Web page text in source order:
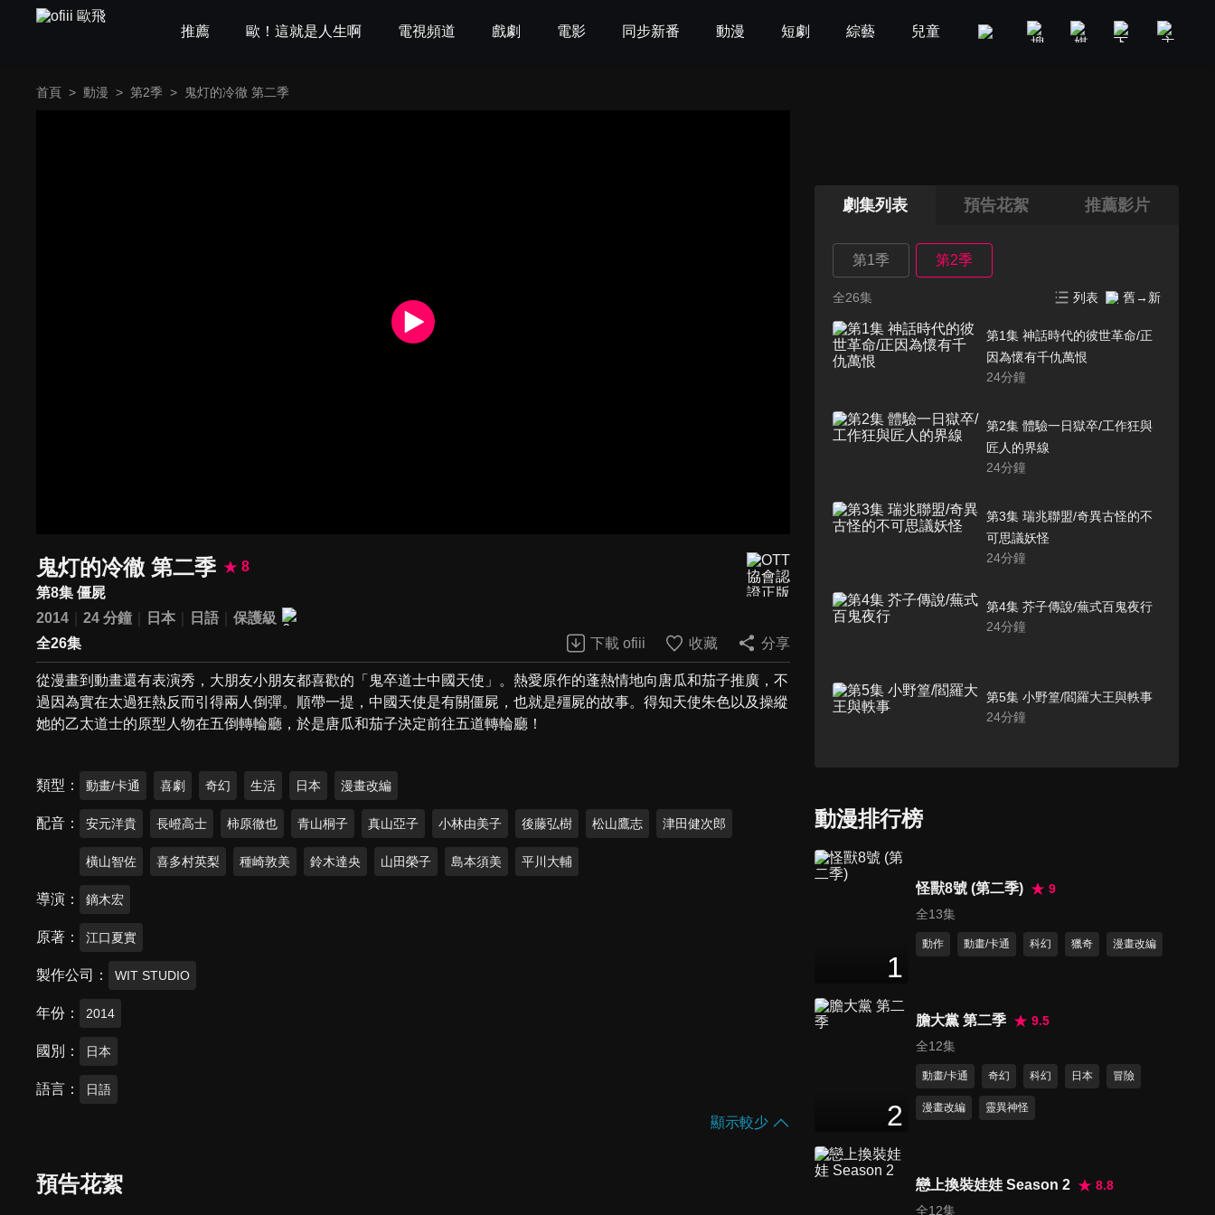
推薦 歐！這就是人生啊 電視頻道 戲劇 電影 同步新番 動漫 短劇 綜藝 兒童 GOOD TV 娛樂 美食旅遊
首頁 > 動漫 > 第2季 > 鬼灯的冷徹 第二季
鬼灯的冷徹 第二季
8
第8集 僵屍
2014
24 分鐘 日本 日語
保護級
全26集
下載 ofiii 收藏 分享
從漫畫到動畫還有表演秀，大朋友小朋友都喜歡的「鬼卒道士中國天使」。熱愛原作的蓬熱情地向唐瓜和茄子推廣，不
過因為實在太過狂熱反而引得兩人倒彈。順帶一提，中國天使是有關僵屍，也就是殭屍的故事。得知天使朱色以及操縱
她的乙太道士的原型人物在五倒轉輪廳，於是唐瓜和茄子決定前往五道轉輪廳！
類型 動畫/卡通 喜劇 奇幻 生活 日本 漫畫改編
配音 安元洋貴 長嶝高士 柿原徹也 青山桐子 真山亞子 小林由美子 後藤弘樹 松山鷹志 津田健次郎
橫山智佐 喜多村英梨 種崎敦美 鈴木達央 山田榮子 島本須美 平川大輔
導演 鏑木宏
原著 江口夏實
製作公司 WIT STUDIO
年份 2014
國別 日本
語言 日語
顯示較少
預告花絮
劇集列表 預告花絮 推薦影片
第1季 第2季
全26集 列表 舊→新
第1集 神話時代的彼世革命/正
因為懷有千仇萬恨
24分鐘
第2集 體驗一日獄卒/工作狂與
匠人的界線
24分鐘
第3集 瑞兆聯盟/奇異古怪的不
可思議妖怪
24分鐘
第4集 芥子傳說/蕪式百鬼夜行
24分鐘
第5集 小野篁/閻羅大王與軼事
24分鐘
第7集 那個時候的你很尖刻/Dr.
烏頭
24分鐘
24分鐘
動漫排行榜
1
怪獸8號 (第二季)
9
全13集
動作 動畫/卡通 科幻 獵奇 漫畫改編
2
膽大黨 第二季
9.5
全12集
動畫/卡通 奇幻 科幻 日本 冒險
漫畫改編 靈異神怪
戀上換裝娃娃 Season 2
8.8
全12集